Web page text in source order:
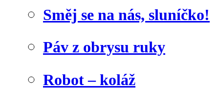
Směj se na nás, sluníčko!
Páv z obrysu ruky
Robot – koláž